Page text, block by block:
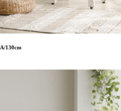
A/130cm